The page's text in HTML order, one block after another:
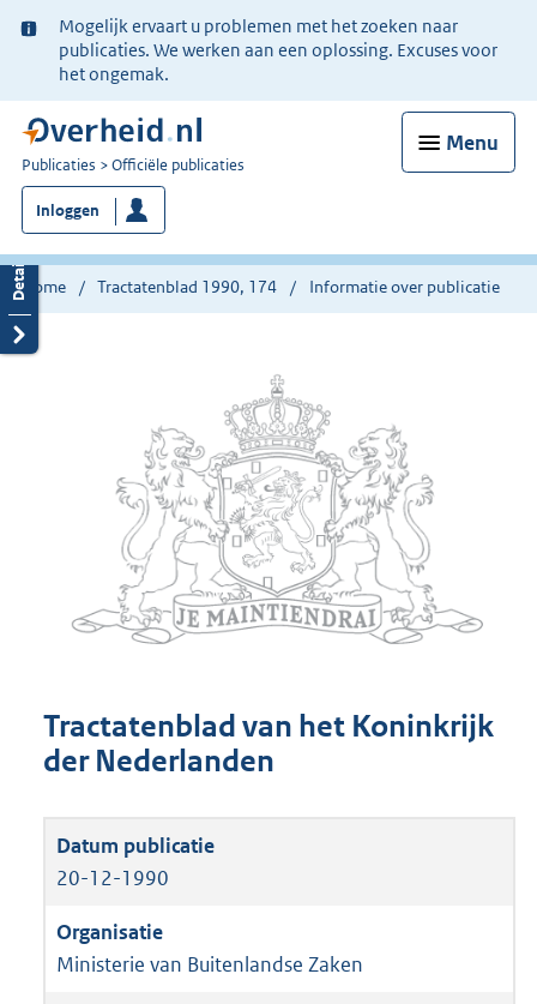
Ter
informatie:
Mogelijk ervaart u problemen met het zoeken naar
publicaties. We werken aan een oplossing. Excuses voor
het ongemak.
Menu
U
bent
nu
hier:
Publicaties Officiële publicaties
Inloggen
Home Tractatenblad 1990, 174 Informatie over publicatie
Tractatenblad van het Koninkrijk
der Nederlanden
20-12-1990
Ministerie van Buitenlandse Zaken